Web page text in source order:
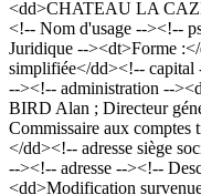
<dd>CHATEAU LA
<!-- Nom d'usage --><!--
Juridique --><dt>Forme
simplifiée</dd><!--
--><!-- administration --
BIRD Alan ; Directeur
Commissaire aux
</dd><!-- adresse siège
--><!-- adresse --><!--
<dd>Modification